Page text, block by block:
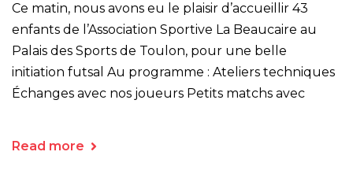
Ce matin, nous avons eu le plaisir d’accueillir 43
enfants de l’Association Sportive La Beaucaire au
Palais des Sports de Toulon, pour une belle
initiation futsal Au programme : Ateliers techniques
Échanges avec nos joueurs Petits matchs avec
Read more